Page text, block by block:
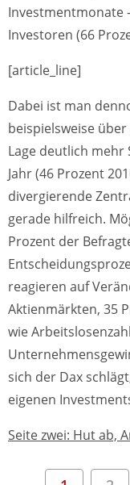
Investmentmonate
Investoren (66
[article_line]
Dabei ist man
beispielsweise
Lage deutlich mehr
Jahr (46 Prozent
divergierende
gerade hilfreich.
Prozent der
reagieren auf
Aktienmärkten, 35
wie
sich der Dax
eigenen
Seite zwei: Hut ab,